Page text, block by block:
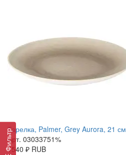
Фильтр
Тарелка, Palmer, Grey Aurora, 21 см
Арт. 03033751%
1540 ₽ RUB